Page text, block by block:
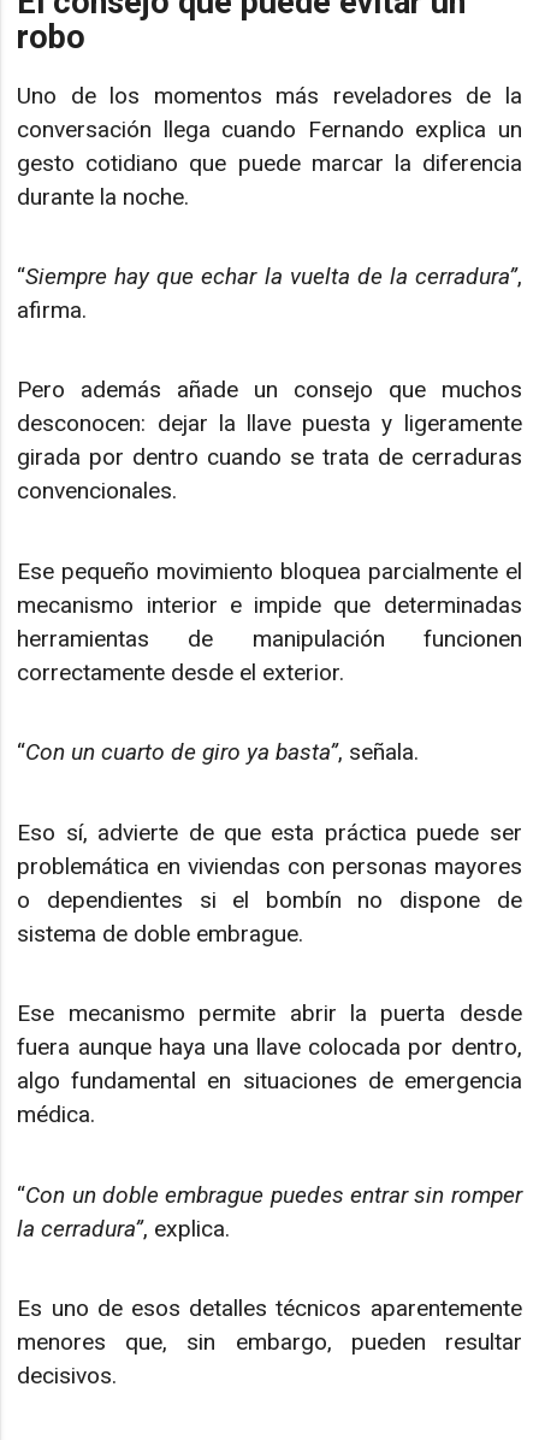
robo
Uno de los momentos más reveladores de la
conversación llega cuando Fernando explica un
gesto cotidiano que puede marcar la diferencia
durante la noche.
“Siempre hay que echar la vuelta de la cerradura”,
afirma.
Pero además añade un consejo que muchos
desconocen: dejar la llave puesta y ligeramente
girada por dentro cuando se trata de cerraduras
convencionales.
Ese pequeño movimiento bloquea parcialmente el
mecanismo interior e impide que determinadas
herramientas de manipulación funcionen
correctamente desde el exterior.
“Con un cuarto de giro ya basta”, señala.
Eso sí, advierte de que esta práctica puede ser
problemática en viviendas con personas mayores
o dependientes si el bombín no dispone de
sistema de doble embrague.
Ese mecanismo permite abrir la puerta desde
fuera aunque haya una llave colocada por dentro,
algo fundamental en situaciones de emergencia
médica.
“Con un doble embrague puedes entrar sin romper
la cerradura”, explica.
Es uno de esos detalles técnicos aparentemente
menores que, sin embargo, pueden resultar
decisivos.